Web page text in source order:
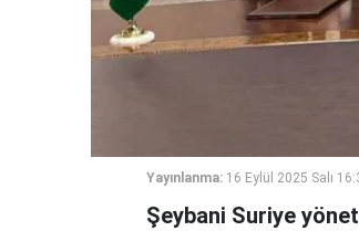
Yayınlanma: 16 Eylül 2025 Salı
Şeybani Suriye